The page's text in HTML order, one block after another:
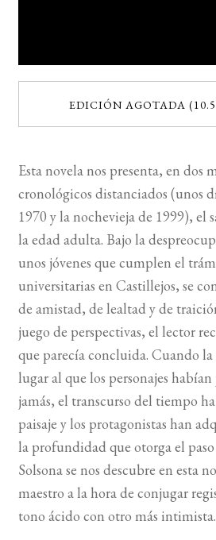
EDICIÓN AGOTADA
Esta novela nos presenta, en dos
cronológicos distanciados (unos
1970 y la nochevieja de 1999), el
la edad adulta. Bajo la
unos jóvenes que cumplen el
universitarias en Castillejos, se
de amistad, de lealtad y de
juego de perspectivas, el lector
que parecía concluida. Cuando la
lugar al que los personajes
jamás, el transcurso del tiempo
paisaje y los protagonistas han
la profundidad que otorga el
Solsona se nos descubre en esta
maestro a la hora de conjugar
tono ácido con otro más intimista.